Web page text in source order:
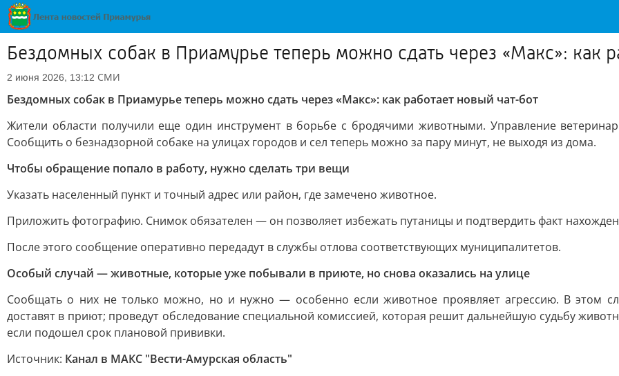
Бездомных собак в Приамурье теперь можно сдать через «Макс»: как
2 июня 2026, 13:12 СМИ
Бездомных собак в Приамурье теперь можно сдать через «Макс»: как работает новый чат-бот
Жители области получили еще один инструмент в борьбе с бродячими животными. Управление
Сообщить о безнадзорной собаке на улицах городов и сел теперь можно за пару минут, не выходя из дома.
Чтобы обращение попало в работу, нужно сделать три вещи
Указать населенный пункт и точный адрес или район, где замечено животное.
Приложить фотографию. Снимок обязателен — он позволяет избежать путаницы и подтвердить факт
После этого сообщение оперативно передадут в службы отлова соответствующих муниципалитетов.
Особый случай — животные, которые уже побывали в приюте, но снова оказались на улице
Сообщать о них не только можно, но и нужно — особенно если животное проявляет агрессию. В этом
доставят в приют; проведут обследование специальной комиссией, которая решит дальнейшую судьбу
если подошел срок плановой прививки.
Источник: Канал в МАКС "Вести-Амурская область"